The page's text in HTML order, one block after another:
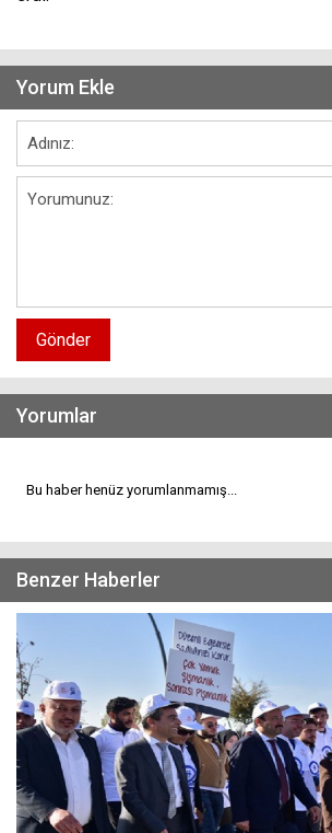
Yorum Ekle
Gönder
Yorumlar
Bu haber henüz yorumlanmamış...
Benzer Haberler